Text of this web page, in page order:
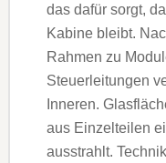
das dafür sorgt,
Kabine bleibt.
Rahmen zu
Steuerleitungen
Inneren.
aus Einzelteilen
ausstrahlt.